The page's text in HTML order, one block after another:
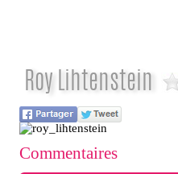
Roy Lihtenstein
Commentaires